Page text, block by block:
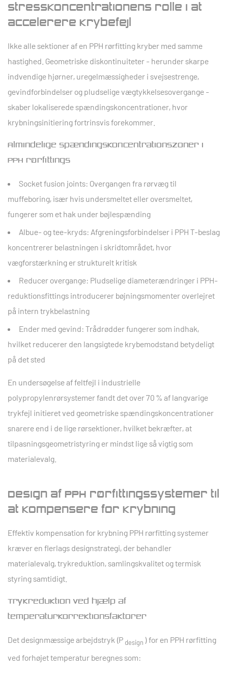
Stresskoncentrationens rolle i at
accelerere krybefejl
Ikke alle sektioner af en PPH rørfitting kryber med samme
hastighed. Geometriske diskontinuiteter - herunder skarpe
indvendige hjørner, uregelmæssigheder i svejsestrenge,
gevindforbindelser og pludselige vægtykkelsesovergange -
skaber lokaliserede spændingskoncentrationer, hvor
krybningsinitiering fortrinsvis forekommer.
Almindelige spændingskoncentrationszoner i
PPH rørfittings
Socket fusion joints: Overgangen fra rørvæg til
muffeboring, især hvis undersmeltet eller oversmeltet,
fungerer som et hak under bøjlespænding
Albue- og tee-kryds: Afgreningsforbindelser i PPH T-beslag
koncentrerer belastningen i skridtområdet, hvor
vægforstærkning er strukturelt kritisk
Reducer overgange: Pludselige diameterændringer i PPH-
reduktionsfittings introducerer bøjningsmomenter overlejret
på intern trykbelastning
Ender med gevind: Trådrødder fungerer som indhak,
hvilket reducerer den langsigtede krybemodstand betydeligt
på det sted
En undersøgelse af feltfejl i industrielle
polypropylenrørsystemer fandt det over 70 % af langvarige
trykfejl initieret ved geometriske spændingskoncentrationer
snarere end i de lige rørsektioner, hvilket bekræfter, at
tilpasningsgeometristyring er mindst lige så vigtig som
materialevalg.
Design af PPH rørfittingssystemer til
at kompensere for krybning
Effektiv kompensation for krybning PPH rørfittingsystemer
kræver en flerlags designstrategi, der behandler
materialevalg, trykreduktion, samlingskvalitet og termisk
styring samtidigt.
Trykreduktion ved hjælp af
temperaturkorrektionsfaktorer
Det designmæssige arbejdstryk (P design ) for en PPH rørfitting
ved forhøjet temperatur beregnes som: